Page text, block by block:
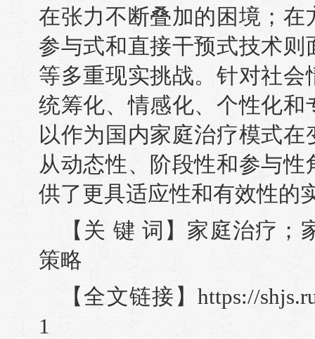
在张力不断叠加的困境；
参与式和直接干预式技术
等多重现实挑战。针对社
统筹化、情感化、个性化
以作为国内家庭治疗模式
从动态性、阶段性和参与
供了更具适应性和有效性的
【关 键 词】家庭治疗
策略
【全文链接】https://
1